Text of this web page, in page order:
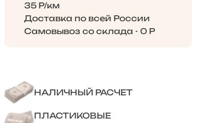
35 Р/км
Доставка по всей России
Самовывоз со склада - 0 Р
НАЛИЧНЫЙ РАСЧЕТ
ПЛАСТИКОВЫЕ